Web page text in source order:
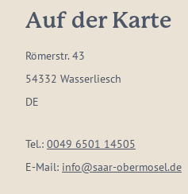
Auf der Karte
Römerstr. 43
54332 Wasserliesch
DE
Tel.: 0049 6501 14505
E-Mail: info@saar-obermosel.de